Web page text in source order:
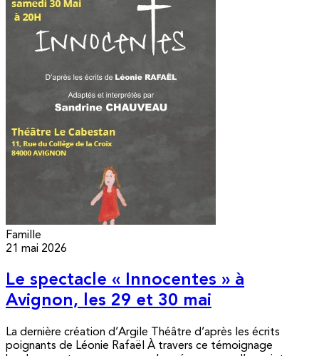
Famille
21 mai 2026
Le spectacle « Innocentes » à
Avignon, les 29 et 30 mai
La dernière création d’Argile Théâtre d’après les écrits
poignants de Léonie Rafaël À travers ce témoignage